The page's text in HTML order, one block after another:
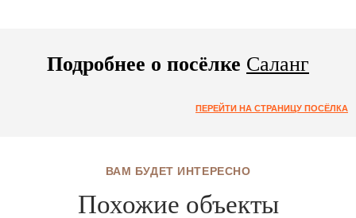
Подробнее о посёлке Саланг
ПЕРЕЙТИ НА СТРАНИЦУ ПОСЁЛКА
ВАМ БУДЕТ ИНТЕРЕСНО
Похожие объекты